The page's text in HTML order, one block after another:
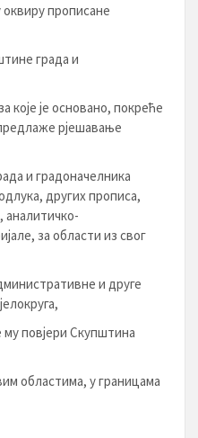
оквиру прописане
града и
које је основано, покреће
рјешавање
и градоначелника
других прописа,
аналитичко-
за области из свог
и друге
му повјери Скупштина
областима, у границама